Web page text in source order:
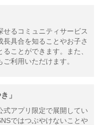
せるコミュニティサービス
具合を知ることやお子さ
ことができます。また、
利用いただけます。
」
式アプリ限定で展開してい
ではつぶやけないことや